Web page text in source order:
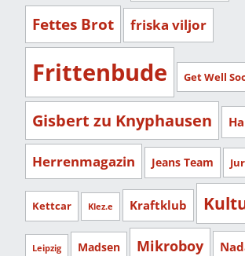
Fettes Brot friska viljor
Frittenbude Get Well
Gisbert zu Knyphausen
Herrenmagazin Jeans Team
Kettcar Klez.e Kraftklub
Leipzig Madsen Mikroboy